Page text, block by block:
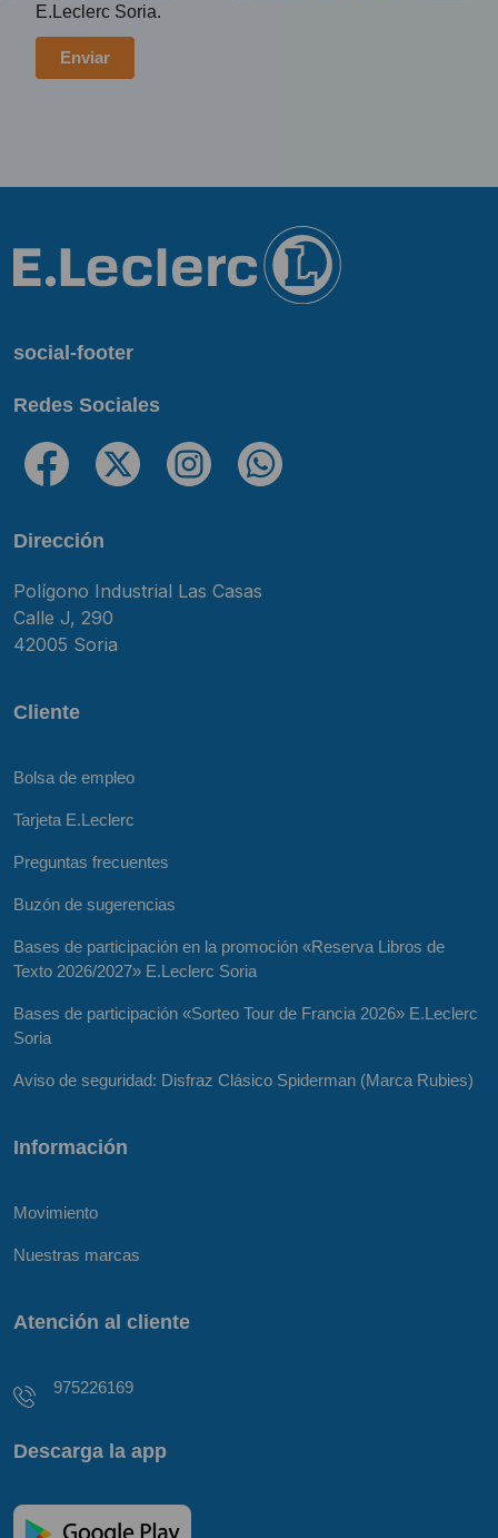
E.Leclerc Soria.
social-footer
Redes Sociales
Dirección
Polígono Industrial Las Casas
Calle J, 290
42005 Soria
Cliente
Bolsa de empleo
Tarjeta E.Leclerc
Preguntas frecuentes
Buzón de sugerencias
Bases de participación en la promoción «Reserva Libros de
Texto 2026/2027» E.Leclerc Soria
Bases de participación «Sorteo Tour de Francia 2026» E.Leclerc
Soria
Aviso de seguridad: Disfraz Clásico Spiderman (Marca Rubies)
Información
Movimiento
Nuestras marcas
Atención al cliente
975226169
Descarga la app